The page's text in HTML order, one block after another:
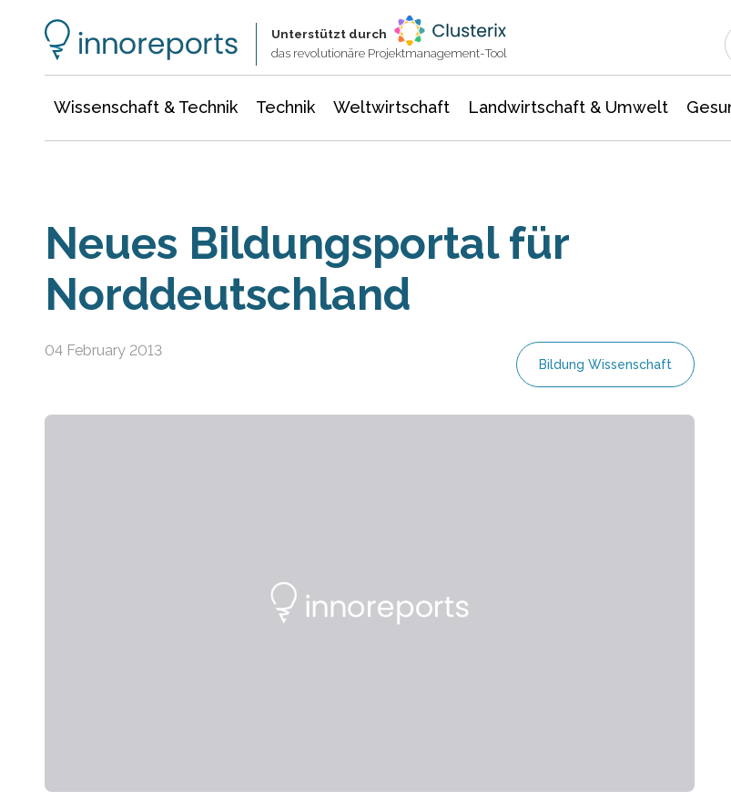
Unterstützt durch
das revolutionäre Projektmanagement-Tool
Wissenschaft & Technik Technik Weltwirtschaft Landwirtschaft & Umwelt
Neues Bildungsportal für
Norddeutschland
04 February 2013
Bildung Wissenschaft